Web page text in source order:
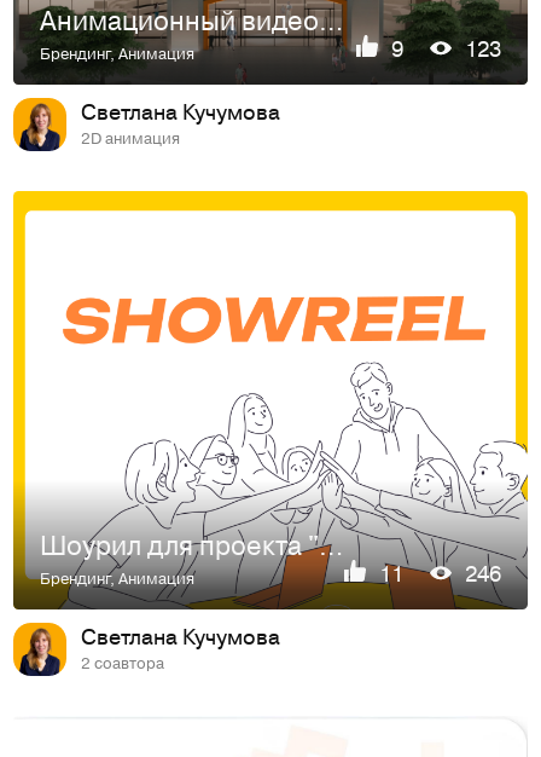
Анимационный видеоролик для маркетингового агентства Сигма СММ
Брендинг,Анимация 9 123
Светлана Кучумова
2D анимация
Шоурил для проекта "Крутые студии"
Брендинг,Анимация 11 246
Светлана Кучумова
2 соавтора